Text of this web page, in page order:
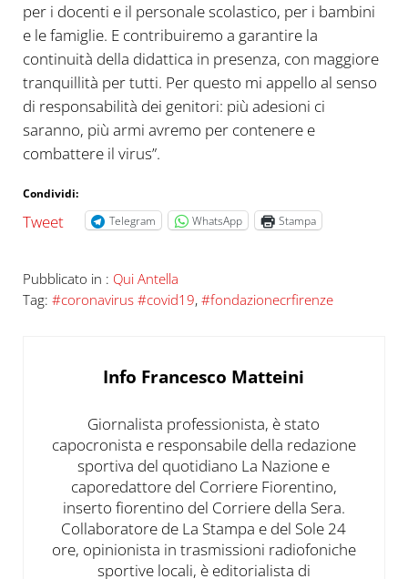
per i docenti e il personale scolastico, per i bambini
e le famiglie. E contribuiremo a garantire la
continuità della didattica in presenza, con maggiore
tranquillità per tutti. Per questo mi appello al senso
di responsabilità dei genitori: più adesioni ci
saranno, più armi avremo per contenere e
combattere il virus”.
Condividi:
Tweet Telegram WhatsApp Stampa
Pubblicato in : Qui Antella
Tag: #coronavirus #covid19, #fondazionecrfirenze
Info Francesco Matteini
Giornalista professionista, è stato
capocronista e responsabile della redazione
sportiva del quotidiano La Nazione e
caporedattore del Corriere Fiorentino,
inserto fiorentino del Corriere della Sera.
Collaboratore de La Stampa e del Sole 24
ore, opinionista in trasmissioni radiofoniche
sportive locali, è editorialista di